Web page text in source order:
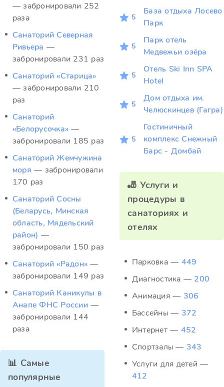
— забронировали 252
раза
Санаторий Северная
Ривьера —
забронировали 231 раз
Санаторий «Старица»
— забронировали 210
раз
Санаторий
«Белорусочка» —
забронировали 185 раз
Санаторий Жемчужина
моря — забронировали
170 раз
Санаторий Сосны
(Беларусь, Минская
область, Мядельский
район) —
забронировали 150 раз
Санаторий «Радон» —
забронировали 149 раз
Санаторий Каникулы в
Анапе ФНС России —
забронировали 144
раза
📊 Самые
популярные
5
База отдыха Лосево
Парк
5
Парк отель
Медвежьи озёра
5
Отель Ski Inn SPA
Hotel
5
Дом отдыха им.
Челюскинцев (Гагра)
5
Гостиничный
комплекс Снежный
Барс - Домбай
🎳 Услуги и
процедуры в
санаториях и
отелях
Парковка — 449
Диагностика — 200
Анимация — 306
Бассейны — 372
Интернет — 452
Спортзалы — 343
Услуги для детей —
412